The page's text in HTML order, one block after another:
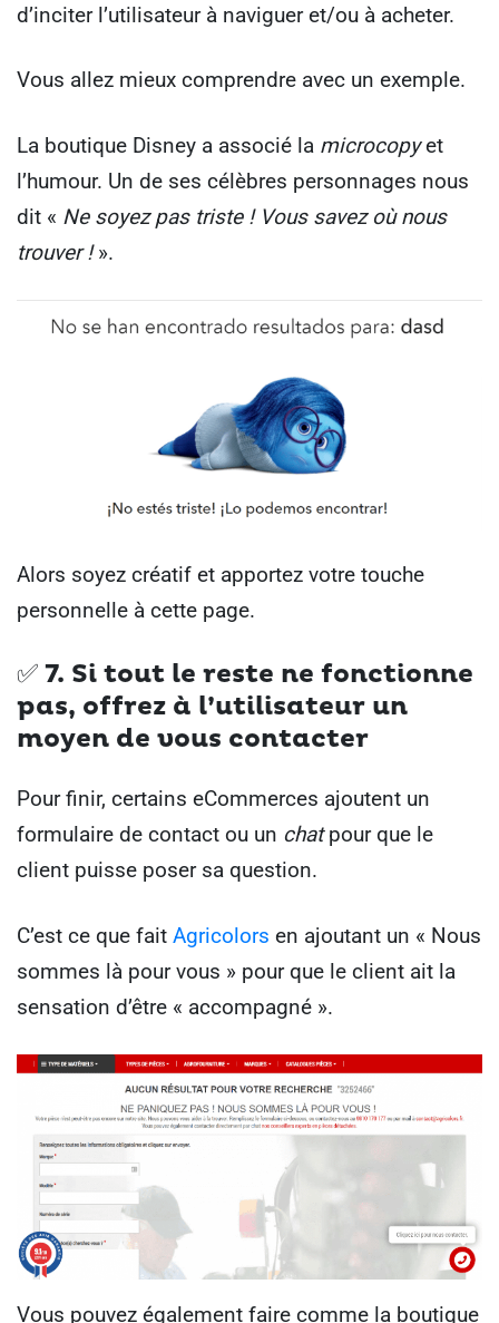
d’inciter l’utilisateur à naviguer et/ou à acheter.
Vous allez mieux comprendre avec un exemple.
La boutique Disney a associé la microcopyet
l’humour. Un de ses célèbres personnages nous
dit « Ne soyez pas triste ! Vous savez où nous
trouver !».
Alors soyez créatif et apportez votre touche
personnelle à cette page.
✅ 7. Si tout le reste ne fonctionne
pas, offrez à l’utilisateur un
moyen de vous contacter
Pour finir, certains eCommerces ajoutent un
formulaire de contact ou un chatpour que le
client puisse poser sa question.
C’est ce que fait Agricolors en ajoutant un « Nous
sommes là pour vous » pour que le client ait la
sensation d’être « accompagné ».
Vous pouvez également faire comme la boutique